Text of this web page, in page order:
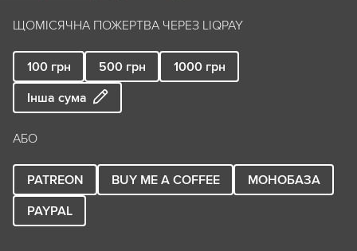
ЩОМІСЯЧНА ПОЖЕРТВА ЧЕРЕЗ LIQPAY
100 грн 500 грн 1000 грн
Інша сума
АБО
PATREON BUY ME A COFFEE
МОНОБАЗА
PAYPAL